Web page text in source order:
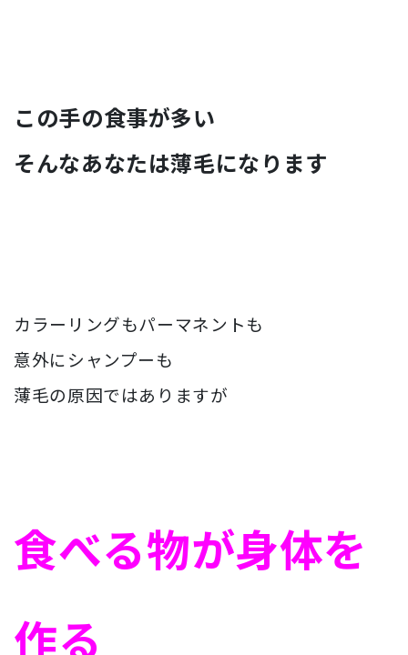
この手の食事が多い
そんなあなたは薄毛になります
カラーリングもパーマネントも
意外にシャンプーも
薄毛の原因ではありますが
食べる物が身体を
作る